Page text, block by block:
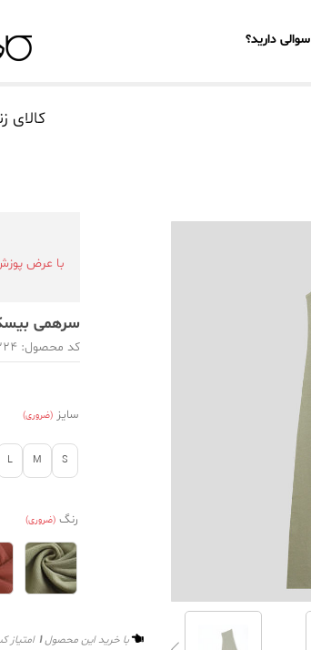
سوالی دارید؟
کالای
با عرض
سرهمی
کد محصول: JOV9224
سایز (ضروری)
S
M
L
رنگ (ضروری)
با خرید این محصول1